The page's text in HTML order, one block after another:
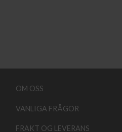
OM OSS
VANLIGA FRÅGOR
FRAKT OG LEVERANS